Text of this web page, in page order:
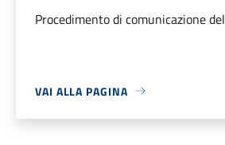
Procedimento di comunicazione
VAI ALLA PAGINA